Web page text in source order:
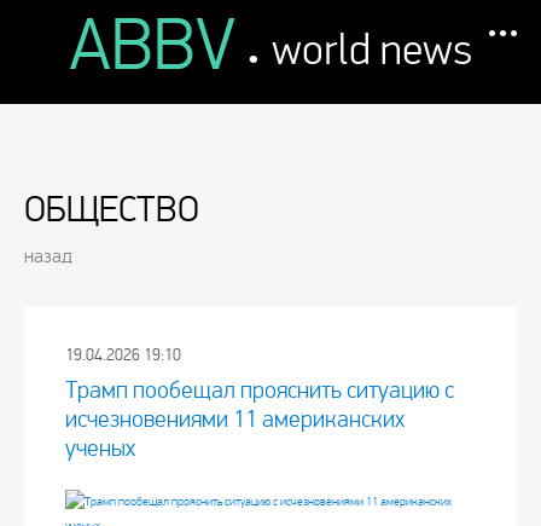
ABBV . world news
ОБЩЕСТВО
назад
19.04.2026 19:10
Трамп пообещал прояснить ситуацию с
исчезновениями 11 американских
ученых